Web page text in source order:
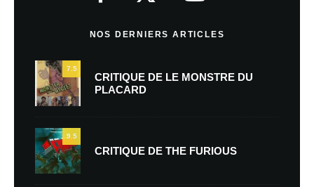
NOS DERNIERS ARTICLES
7.5
CRITIQUE DE LE MONSTRE DU
PLACARD
9.5
CRITIQUE DE THE FURIOUS